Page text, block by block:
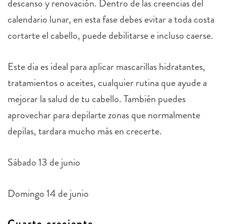
descanso y renovación. Dentro de las creencias del
calendario lunar, en esta fase debes evitar a toda costa
cortarte el cabello, puede debilitarse e incluso caerse.
Este dia es ideal para aplicar mascarillas hidratantes,
tratamientos o aceites, cualquier rutina que ayude a
mejorar la salud de tu cabello. También puedes
aprovechar para depilarte zonas que normalmente
depilas, tardara mucho más en crecerte.
Sábado 13 de junio
Domingo 14 de junio